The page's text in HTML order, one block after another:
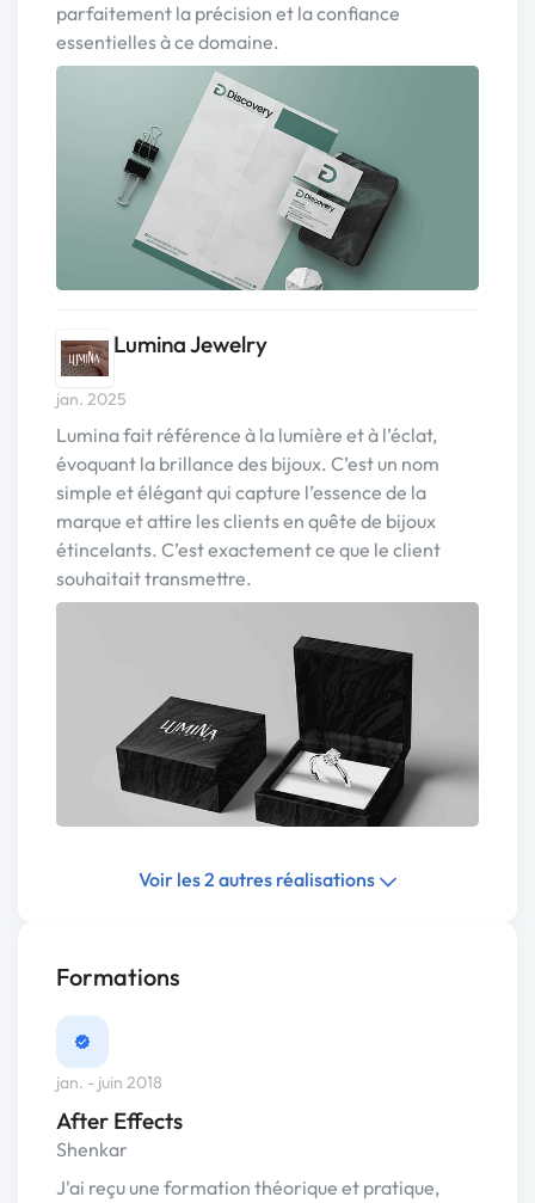
parfaitement la précision et la confiance
essentielles à ce domaine.
Lumina Jewelry
jan. 2025
Lumina fait référence à la lumière et à l’éclat,
évoquant la brillance des bijoux. C’est un nom
simple et élégant qui capture l’essence de la
marque et attire les clients en quête de bijoux
étincelants. C’est exactement ce que le client
souhaitait transmettre.
Voir les 2 autres réalisations
Formations
jan. - juin 2018
After Effects
Shenkar
J'ai reçu une formation théorique et pratique,